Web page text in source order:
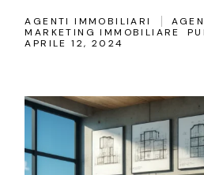
AGENTI IMMOBILIARI
MARKETING IMMOBILIARE
APRILE 12, 2024